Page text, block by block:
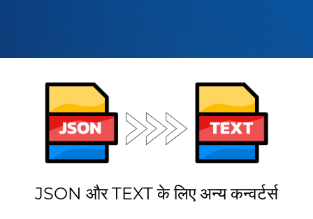
JSON और TEXT के लिए अन्य कन्वर्टर्स